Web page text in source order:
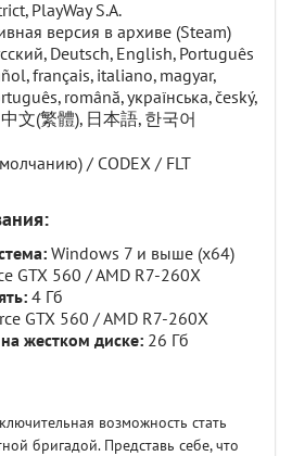
PlayWay S.A.
версия в архиве (Steam)
Deutsch, English, Português
français, italiano, magyar,
română, yкраїнська, český,
文(繁體), 日本語, 한국어
/ CODEX / FLT
Windows 7 и выше (х64)
GTX 560 / AMD R7-260X
4 Гб
GTX 560 / AMD R7-260X
жестком диске: 26 Гб
возможность стать
бригадой. Представь себе, что